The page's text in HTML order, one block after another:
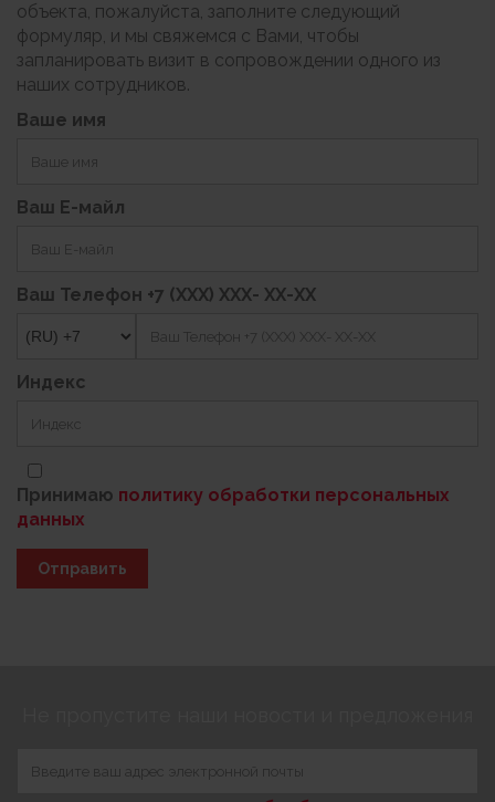
объекта, пожалуйста, заполните следующий
формуляр, и мы свяжемся с Вами, чтобы
запланировать визит в сопровождении одного из
наших сотрудников.
Ваше имя
Ваш Е-майл
Ваш Телефон +7 (XXX) XXX- XX-XX
Индекс
Принимаю политику обработки персональных
данных
Отправить